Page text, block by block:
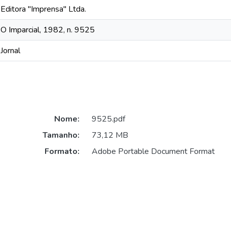
Editora "Imprensa" Ltda.
O Imparcial, 1982, n. 9525
Jornal
Nome:
9525.pdf
Tamanho:
73,12 MB
Formato:
Adobe Portable Document Format